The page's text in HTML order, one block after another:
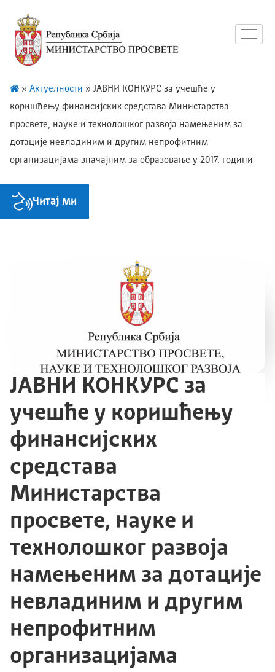
» Актуелности » ЈАВНИ КОНКУРС за учешће у
коришћењу финансијских средстава Министарства
просвете, науке и технолошког развоја намењеним за
дотације невладиним и другим непрофитним
организацијама значајним за образовање у 2017. години
Читај ми
ЈАВНИ КОНКУРС за
учешће у коришћењу
финансијских
средстава
Министарства
просвете, науке и
технолошког развоја
намењеним за дотације
невладиним и другим
непрофитним
организацијама